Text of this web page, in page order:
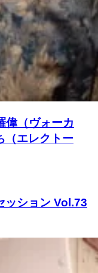
偉（ヴォーカ
（エレクトー
ッション Vol.73